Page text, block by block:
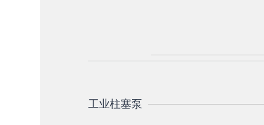
工业柱塞泵